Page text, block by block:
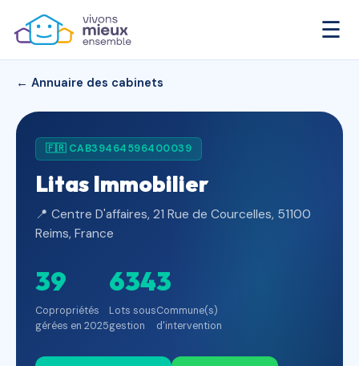
☰
← Annuaire des cabinets
🇫🇷 CAB39464596400039
Litas Immobilier
📍 Centre D'affaires, 21 Rue de Courcelles, 51100
Reims, France
39
Copropriétés
gérées en 2025
634
Lots sous
gestion
3
Commune(s)
d'intervention